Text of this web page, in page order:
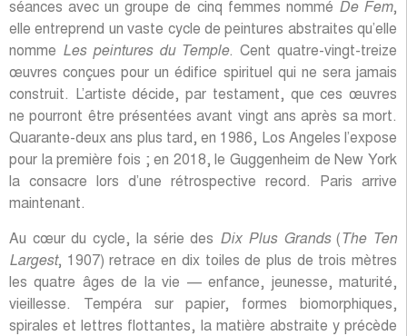
séances avec un groupe de cinq femmes nommé De Fem,
elle entreprend un vaste cycle de peintures abstraites qu’elle
nomme Les peintures du Temple. Cent quatre-vingt-treize
œuvres conçues pour un édifice spirituel qui ne sera jamais
construit. L’artiste décide, par testament, que ces œuvres
ne pourront être présentées avant vingt ans après sa mort.
Quarante-deux ans plus tard, en 1986, Los Angeles l’expose
pour la première fois ; en 2018, le Guggenheim de New York
la consacre lors d’une rétrospective record. Paris arrive
maintenant.
Au cœur du cycle, la série des Dix Plus Grands( The Ten
Largest, 1907) retrace en dix toiles de plus de trois mètres
les quatre âges de la vie — enfance, jeunesse, maturité,
vieillesse. Tempéra sur papier, formes biomorphiques,
spirales et lettres flottantes, la matière abstraite y précède